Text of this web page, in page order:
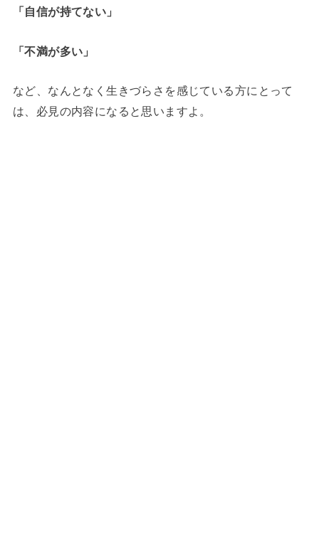
「自信が持てない」
「不満が多い」
など、なんとなく生きづらさを感じている方にとって
は、必見の内容になると思いますよ。